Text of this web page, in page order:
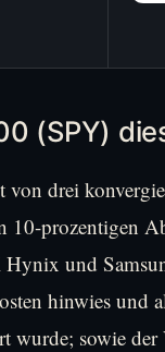
(SPY)
von drei
10-prozentigen
und
hinwies und
wurde; sowie